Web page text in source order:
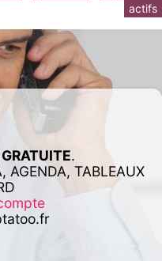
actifs
.
AGENDA, TABLEAUX